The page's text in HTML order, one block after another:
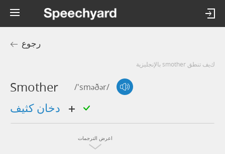
رجوع
كيف تنطق smother بالإنجليزية
Smother /'sməðər/
اعرض الترجمات